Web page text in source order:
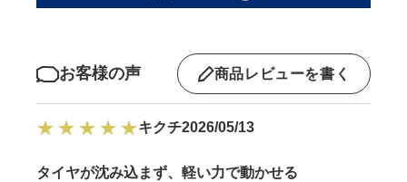
お客様の声 商品レビューを書く
キクチ2026/05/13
タイヤが沈み込まず、軽い力で動かせる